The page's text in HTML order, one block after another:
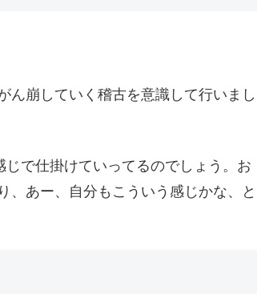
ん崩していく稽古を意識して行いまし
で仕掛けていってるのでしょう。お
、あー、自分もこういう感じかな、と